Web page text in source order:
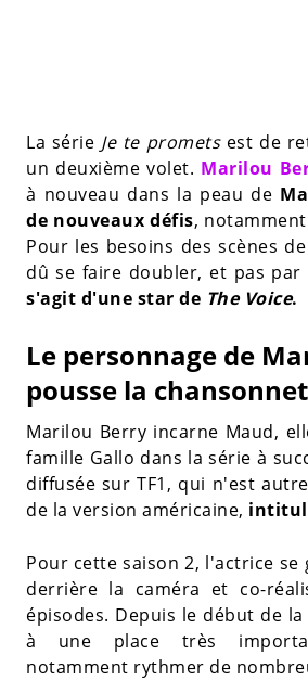
La série Je te prometsest de
un deuxième volet. Marilou
à nouveau dans la peau de
de nouveaux défis,
Pour les besoins des scènes
dû se faire doubler, et pas
s'agit d'une star de The Voice.
Le personnage de
pousse la
Marilou Berry incarne Maud,
famille Gallo dans la série à
diffusée sur TF1, qui n'est
de la version américaine,
Pour cette saison 2, l'actrice se
derrière la caméra et co-
épisodes. Depuis le début de
à une place très
notamment rythmer de